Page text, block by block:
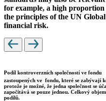
for example, a high proportion
the principles of the UN
financial risk.
Podíl kontroverzních společností ve fondu
zastoupených ve fondu, které se zabývají
protože je možné, že jedna společnost se
započítává se pouze jednou. Celkový
podílů.